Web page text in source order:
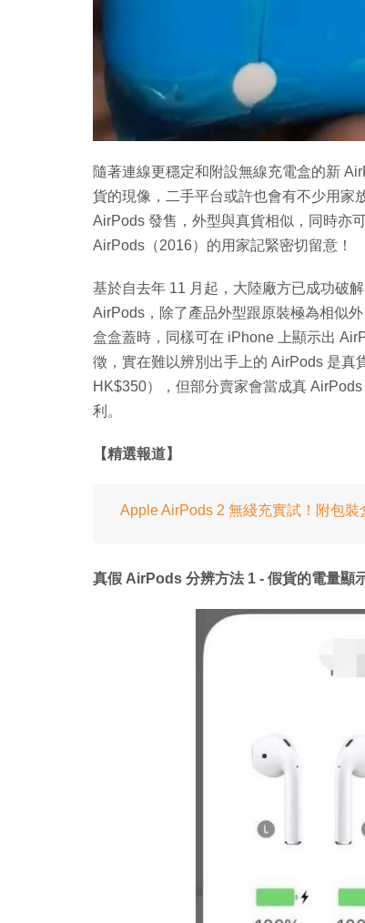
隨著連線更穩定和附設無線充電盒的新
貨的現像，二手平台或許也會有不少用家
AirPods 發售，外型與真貨相似，同時亦
AirPods（2016）的用家記緊密切留意！
基於自去年 11 月起，大陸廠方已成功破
AirPods，除了產品外型跟原裝極為相似
盒盒蓋時，同樣可在 iPhone 上顯示出
徵，實在難以辨別出手上的 AirPods 是真
HK$350），但部分賣家會當成真
利。
【精選報道】
Apple AirPods 2 無綫充實試！附包裝
真假 AirPods 分辨方法 1 - 假貨的電量顯